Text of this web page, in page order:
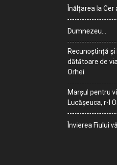
Înălțarea la
Dumnezeu…
Recunoștință
dătătoare de
Orhei
Marșul pentru
Lucășeuca, r-l
Învierea Fiului